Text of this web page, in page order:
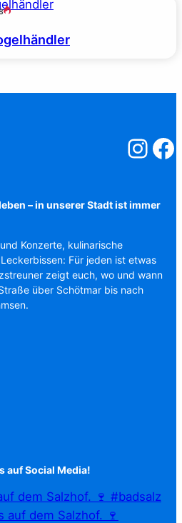
– in unserer Stadt ist immer
Konzerte, kulinarische
Für jeden ist etwas
zeigt euch, wo und wann
über Schötmar bis nach
auf Social Media!
dem Salzhof. 🍷 #badsalz